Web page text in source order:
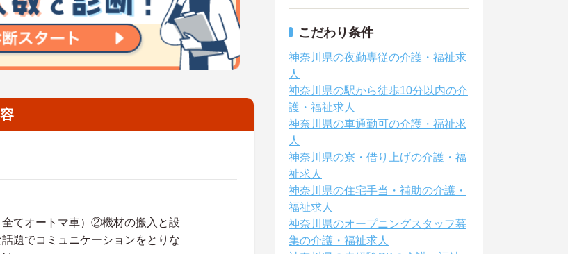
てオートマ車）②機材の搬入と設
題でコミュニケーションをとりな
こだわり条件
神奈川県の夜勤専従の介護・福祉求
人
神奈川県の駅から徒歩10分以内の介
護・福祉求人
神奈川県の車通勤可の介護・福祉求
人
神奈川県の寮・借り上げの介護・福
祉求人
神奈川県の住宅手当・補助の介護・
福祉求人
神奈川県のオープニングスタッフ募
集の介護・福祉求人